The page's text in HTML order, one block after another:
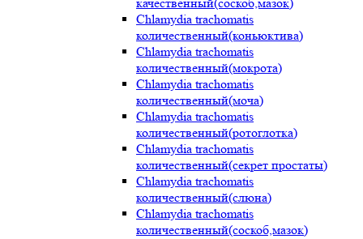
Chlamydia trachomatis
количественный(коньюктива)
Chlamydia trachomatis
количественный(мокрота)
Chlamydia trachomatis
количественный(моча)
Chlamydia trachomatis
количественный(ротоглотка)
Chlamydia trachomatis
количественный(секрет простаты)
Chlamydia trachomatis
количественный(слюна)
Chlamydia trachomatis
количественный(соскоб,мазок)